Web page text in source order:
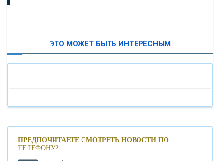
«БАНК САНКТ-ПЕТЕРБУРГ»
«ПРОМСВЯЗЬБАНК»
ЭТО МОЖЕТ БЫТЬ ИНТЕРЕСНЫМ
ПРЕДПОЧИТАЕТЕ СМОТРЕТЬ НОВОСТИ ПО
ТЕЛЕФОНУ?